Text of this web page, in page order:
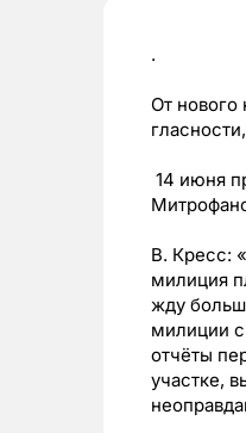
.
От нового
14 июня
В. Кресс:
милиция
жду
милиции
отчёты
участке,